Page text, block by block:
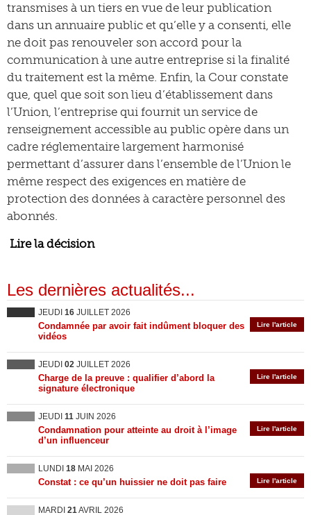
transmises à un tiers en vue de leur publication
dans un annuaire public et qu’elle y a consenti, elle
ne doit pas renouveler son accord pour la
communication à une autre entreprise si la finalité
du traitement est la même. Enfin, la Cour constate
que, quel que soit son lieu d’établissement dans
l’Union, l’entreprise qui fournit un service de
renseignement accessible au public opère dans un
cadre réglementaire largement harmonisé
permettant d’assurer dans l’ensemble de l’Union le
même respect des exigences en matière de
protection des données à caractère personnel des
abonnés.
Lire la décision
Les dernières actualités...
JEUDI 16 JUILLET 2026
Lire l'article
Condamnée par avoir fait indûment bloquer des
vidéos
JEUDI 02 JUILLET 2026
Lire l'article
Charge de la preuve : qualifier d’abord la
signature électronique
JEUDI 11 JUIN 2026
Lire l'article
Condamnation pour atteinte au droit à l’image
d’un influenceur
LUNDI 18 MAI 2026
Lire l'article
Constat : ce qu’un huissier ne doit pas faire
MARDI 21AVRIL 2026